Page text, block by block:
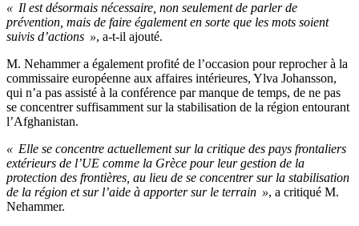
« Il est désormais nécessaire, non seulement de parler de
prévention, mais de faire également en sorte que les mots soient
suivis d’actions », a-t-il ajouté.
M. Nehammer a également profité de l’occasion pour reprocher à la
commissaire européenne aux affaires intérieures, Ylva Johansson,
qui n’a pas assisté à la conférence par manque de temps, de ne pas
se concentrer suffisamment sur la stabilisation de la région entourant
l’Afghanistan.
« Elle se concentre actuellement sur la critique des pays frontaliers
extérieurs de l’UE comme la Grèce pour leur gestion de la
protection des frontières, au lieu de se concentrer sur la stabilisation
de la région et sur l’aide à apporter sur le terrain », a critiqué M.
Nehammer.